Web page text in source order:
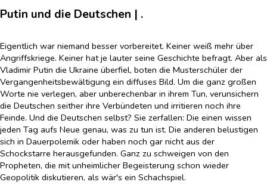
Putin und die Deutschen | .
Eigentlich war niemand besser vorbereitet. Keiner weiß mehr über
Angriffskriege. Keiner hat je lauter seine Geschichte befragt. Aber als
Vladimir Putin die Ukraine überfiel, boten die Musterschüler der
Vergangenheitsbewältigung ein diffuses Bild. Um die ganz großen
Worte nie verlegen, aber unberechenbar in ihrem Tun, verunsichern
die Deutschen seither ihre Verbündeten und irritieren noch ihre
Feinde. Und die Deutschen selbst? Sie zerfallen: Die einen wissen
jeden Tag aufs Neue genau, was zu tun ist. Die anderen belustigen
sich in Dauerpolemik oder haben noch gar nicht aus der
Schockstarre herausgefunden. Ganz zu schweigen von den
Propheten, die mit unheimlicher Begeisterung schon wieder
Geopolitik diskutieren, als wär's ein Schachspiel.